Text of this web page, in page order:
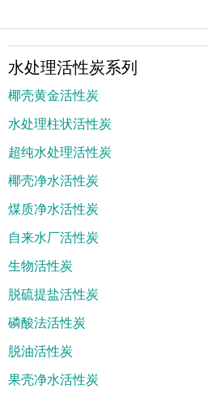
水处理活性炭系列
椰壳黄金活性炭
水处理柱状活性炭
超纯水处理活性炭
椰壳净水活性炭
煤质净水活性炭
自来水厂活性炭
生物活性炭
脱硫提盐活性炭
磷酸法活性炭
脱油活性炭
果壳净水活性炭